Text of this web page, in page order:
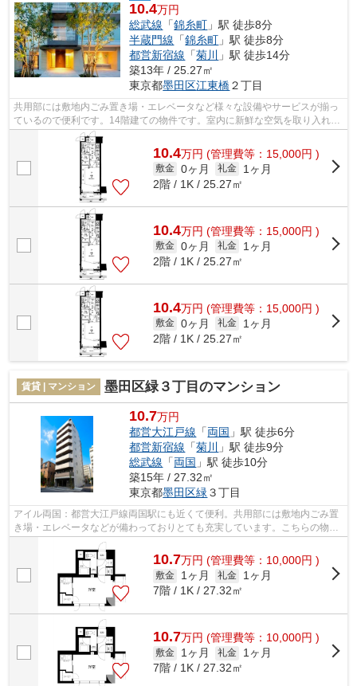
10.4万円
総武線 「錦糸町 」駅 徒歩8分
半蔵門線 「錦糸町 」駅 徒歩8分
都営新宿線 「菊川
」駅 徒歩14分
築13年 / 25.27㎡
東京都墨田区江東橋２丁目
共用部には敷地内ごみ置き場・エレベータなど様々な設備やサービスが揃っ
ているので便利です。14階建ての物件です。室内に新鮮な空気を取り入れや
すい風通しが良好な物件です。2駅利用...
10.4万円 (管理費等：15,000円 )
敷金 0ヶ月 礼金
1ヶ月
2階 / 1K / 25.27㎡
10.4万円 (管理費等：15,000円 )
敷金 0ヶ月 礼金
1ヶ月
2階 / 1K / 25.27㎡
10.4万円 (管理費等：15,000円 )
敷金 0ヶ月 礼金
1ヶ月
2階 / 1K / 25.27㎡
賃貸 | マンション 墨田区緑３丁目のマンション
10.7万円
都営大江戸線 「両国 」駅 徒歩6分
都営新宿線 「菊川
」駅 徒歩9分
総武線 「両国 」駅 徒歩10分
築15年 / 27.32㎡
東京都墨田区緑 ３丁目
アイル両国：都営大江戸線両国駅にも近くて便利。共用部には敷地内ごみ置
き場・エレベータなどが備わっておりとても充実しています。こちらの物件
では初期費用をカードでお支払いいた...
10.7万円 (管理費等：10,000円 )
敷金 1ヶ月 礼金
1ヶ月
7階 / 1K / 27.32㎡
10.7万円 (管理費等：10,000円 )
敷金 1ヶ月 礼金
1ヶ月
7階 / 1K / 27.32㎡